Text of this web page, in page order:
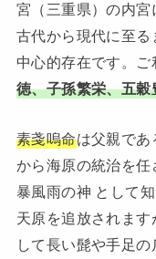
宮（三重県）の内
古代から現代に至
中心的存在です。ご
徳、子孫繁栄、五穀
素戔嗚命は父親であ
から海原の統治を
暴風雨の神 として
天原を追放されま
して長い髭や手足の